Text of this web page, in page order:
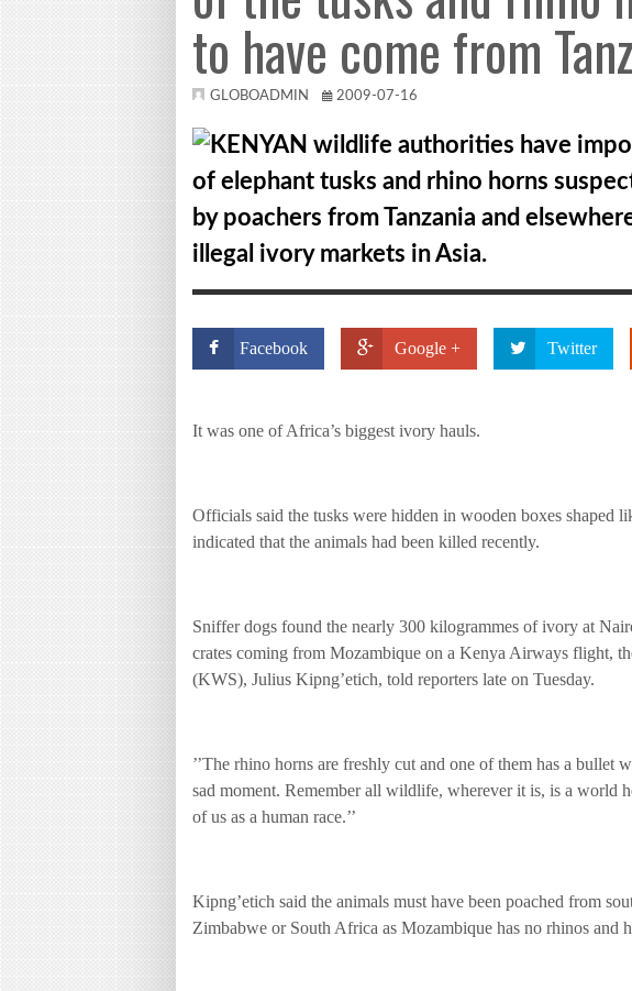
to have come from
GLOBOADMIN 2009-07-16
KENYAN wildlife authorities have
of elephant tusks and rhino horns
by poachers from Tanzania and
illegal ivory markets in Asia.
Facebook Google + Twitter
It was one ofAfrica’s biggest ivory hauls.
Officials said the tusks were hidden in wooden boxes shaped
indicated that the animals had been killed recently.
Sniffer dogs found the nearly 300 kilogrammes of ivory at
crates coming from Mozambique on a Kenya Airways flight,
(KWS), Julius Kipng’etich, told reporters late on Tuesday.
’’The rhino horns are freshly cut and one of them has a bullet
sad moment. Remember all wildlife, wherever it is, is a world
of us as a human race.’’
Kipng’etich said the animals must have been poached from
Zimbabwe or South Africa as Mozambique has no rhinos and